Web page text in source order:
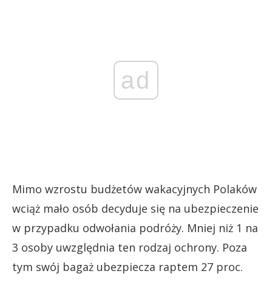
ad
Mimo wzrostu budżetów wakacyjnych Polaków
wciąż mało osób decyduje się na ubezpieczenie
w przypadku odwołania podróży. Mniej niż 1 na
3 osoby uwzględnia ten rodzaj ochrony. Poza
tym swój bagaż ubezpiecza raptem 27 proc.